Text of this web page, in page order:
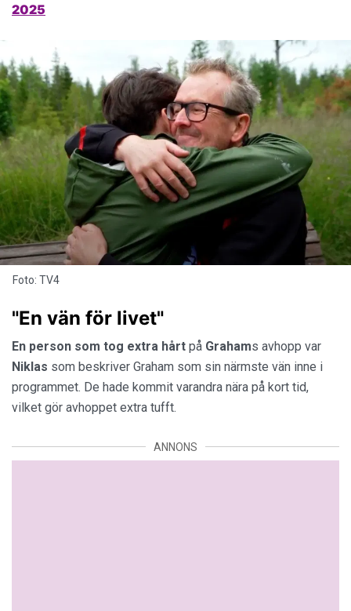
2025
Foto: TV4
"En vän för livet"
En person som tog extra hårt på Grahams avhopp var
Niklas som beskriver Graham som sin närmste vän inne i
programmet. De hade kommit varandra nära på kort tid,
vilket gör avhoppet extra tufft.
ANNONS